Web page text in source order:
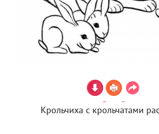
Крольчиха с крольчатами